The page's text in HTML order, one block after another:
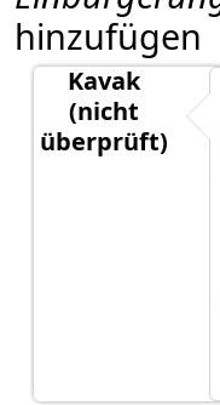
hinzufügen
Kavak
(nicht
überprüft)